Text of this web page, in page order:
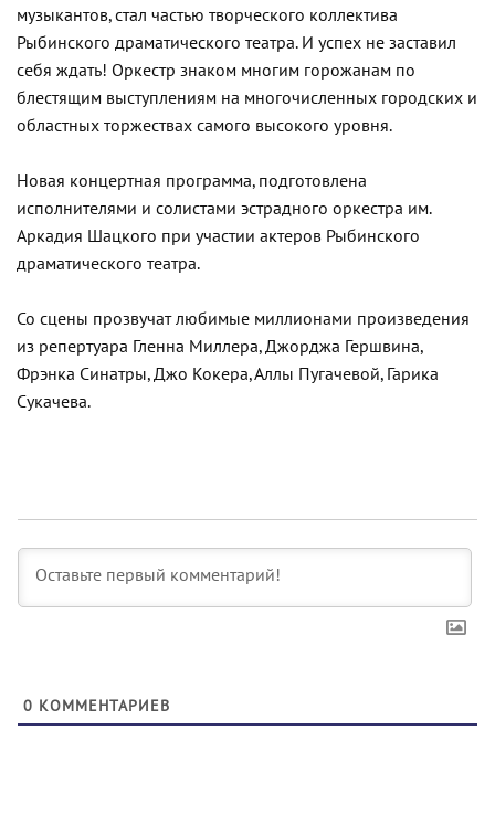
музыкантов, стал частью творческого коллектива
Рыбинского драматического театра. И успех не заставил
себя ждать! Оркестр знаком многим горожанам по
блестящим выступлениям на многочисленных городских и
областных торжествах самого высокого уровня.
Новая концертная программа, подготовлена
исполнителями и солистами эстрадного оркестра им.
Аркадия Шацкого при участии актеров Рыбинского
драматического театра.
Со сцены прозвучат любимые миллионами произведения
из репертуара Гленна Миллера, Джорджа Гершвина,
Фрэнка Синатры, Джо Кокера, Аллы Пугачевой, Гарика
Сукачева.
0 КОММЕНТАРИЕВ